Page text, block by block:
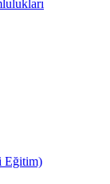
Eğitim)